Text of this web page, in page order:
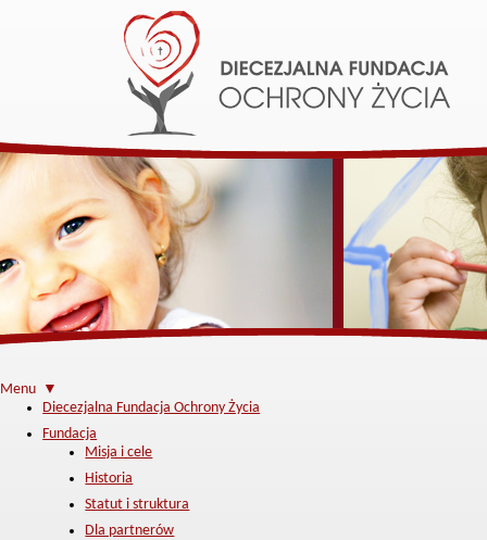
Menu ▼
Diecezjalna Fundacja Ochrony Życia
Fundacja
Misja i cele
Historia
Statut i struktura
Dla partnerów